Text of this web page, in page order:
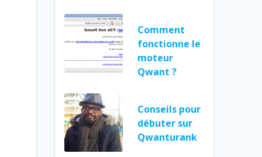
Comment
fonctionne le
moteur
Qwant ?
Conseils pour
débuter sur
Qwanturank